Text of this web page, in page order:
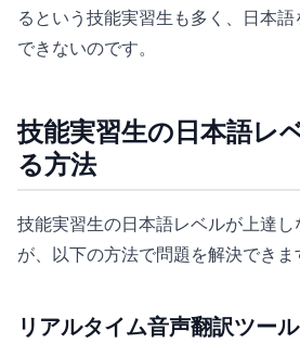
るという技能実習生も多く、日本
できないのです。
技能実習生の日本語レ
る方法
技能実習生の日本語レベルが上達
が、以下の方法で問題を解決できま
リアルタイム音声翻訳ツー